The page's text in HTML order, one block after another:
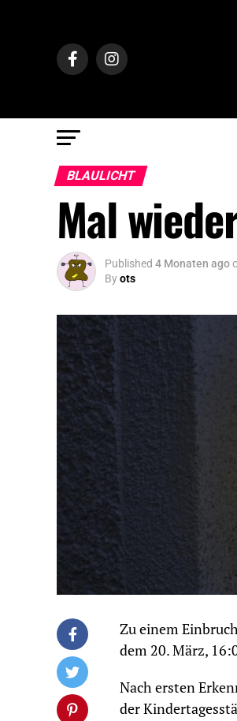
BLAULICHT
Mal
Published 4 Monaten ago
Byots
Zu einem
dem 20. März,
Nach ersten
der